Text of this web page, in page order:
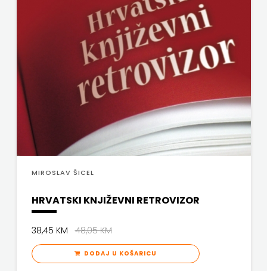
MIROSLAV ŠICEL
HRVATSKI KNJIŽEVNI RETROVIZOR
38,45 KM48,05 KM
DODAJ U KOŠARICU